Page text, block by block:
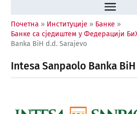
Почетна » Институције » Банке »
Банке са сједиштем у Федерацији
Banka BiH d.d. Sarajevo
Intesa Sanpaolo Banka